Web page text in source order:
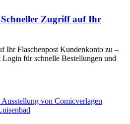
Zugriff auf Ihr
Ihr Flaschenpost Kundenkonto zu –
Login für schnelle Bestellungen und